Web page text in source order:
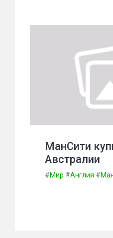
МанСити
Австралии
#Мир #Англия #